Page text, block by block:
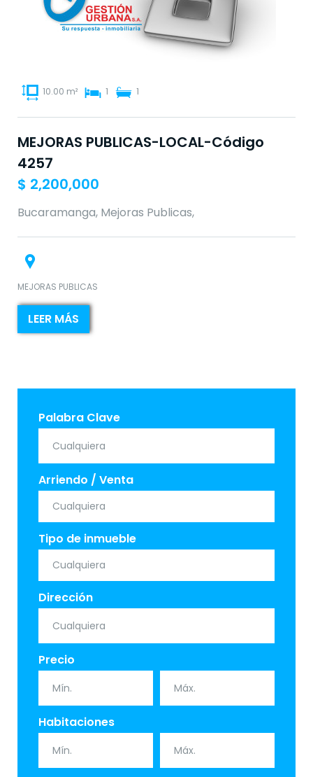
10.00 m² 1 1
MEJORAS PUBLICAS-LOCAL-Código
4257
$ 2,200,000
Bucaramanga, Mejoras Publicas,
MEJORAS PUBLICAS
LEER MÁS
Palabra Clave
Arriendo / Venta
Tipo de inmueble
Dirección
Precio
Habitaciones